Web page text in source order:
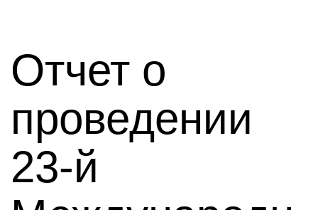
Отчет о
проведении
23-й